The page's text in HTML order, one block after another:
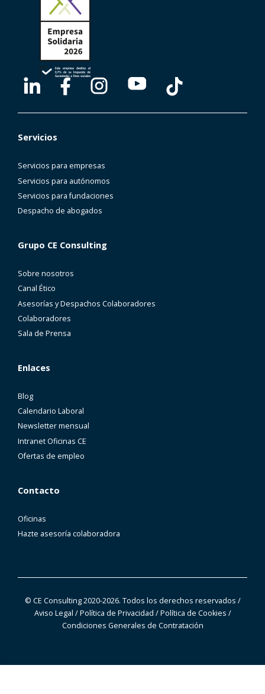
Servicios
Servicios para empresas
Servicios para autónomos
Servicios para fundaciones
Despacho de abogados
Grupo CE Consulting
Sobre nosotros
Canal Ético
Asesorías y Despachos Colaboradores
Colaboradores
Sala de Prensa
Enlaces
Blog
Calendario Laboral
Newsletter mensual
Intranet Oficinas CE
Ofertas de empleo
Contacto
Oficinas
Hazte asesoría colaboradora
© CE Consulting 2020-2026. Todos los derechos reservados /
Aviso Legal /Política de Privacidad /Política de Cookies /
Condiciones Generales de Contratación